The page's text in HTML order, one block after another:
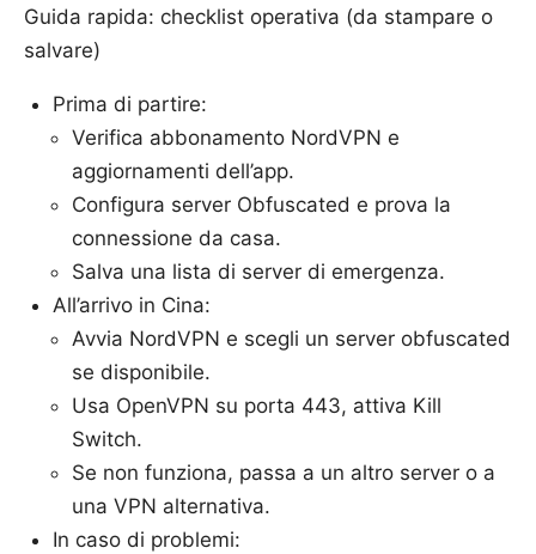
Guida rapida: checklist operativa (da stampare o
salvare)
Prima di partire:
Verifica abbonamento NordVPN e
aggiornamenti dell’app.
Configura server Obfuscated e prova la
connessione da casa.
Salva una lista di server di emergenza.
All’arrivo in Cina:
Avvia NordVPN e scegli un server obfuscated
se disponibile.
Usa OpenVPN su porta 443, attiva Kill
Switch.
Se non funziona, passa a un altro server o a
una VPN alternativa.
In caso di problemi: